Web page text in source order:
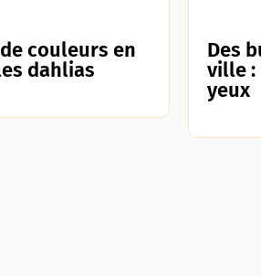
couleurs en
dahlias
Des
ville :
yeux